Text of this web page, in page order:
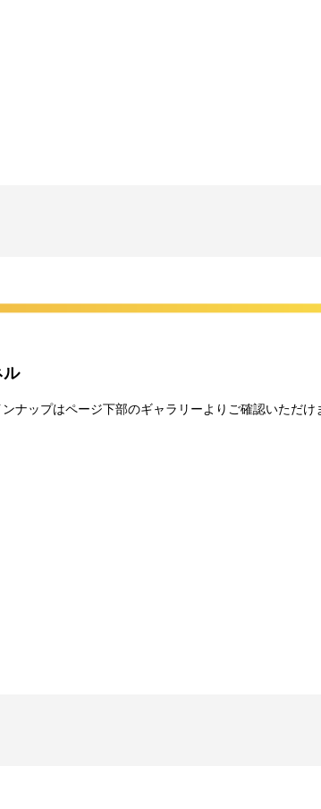
未到着に関する対応は原則いたしかねます。
他営利目的での転売行為は禁止しております。
、出品者が著作権を有しております。無断でのSNS
クション等への出品、その他営利目的での転売は禁止
ん。
た配送となる場合がございます。
送方法はお選びいただくことができません。
かつ海外配送可能なくじイベントの場合、株式会社
が表示されているボタンを選択の上でくじ引きを行っ
ご注意ください。
別キャンペーンです。
落に関わらず権利保有者全員に結果をお知らせしま
ル
ップはページ下部のギャラリーよりご確認いただ